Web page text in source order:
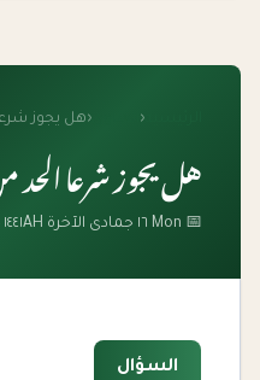
‹
‹هل يجوز
هل يجوز شرعا الحد
📅 Mon ١٦ جمادى الآخرة ١٤٤١AH ١٠-٢-٢٠٢٠AD
السؤال